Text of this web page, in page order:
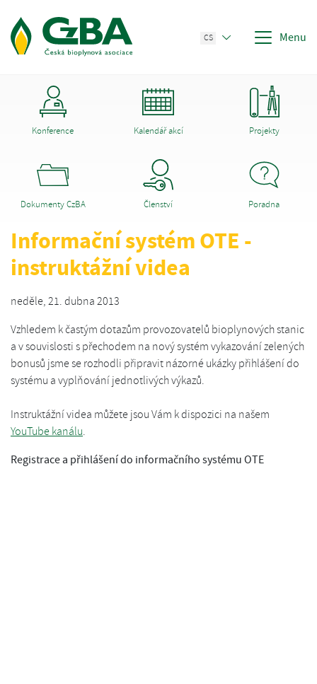
CS Menu
Konference Kalendář akcí Projekty
Dokumenty CzBA Členství Poradna
Informační systém OTE -
instruktážní videa
neděle, 21. dubna 2013
Vzhledem k častým dotazům provozovatelů bioplynových stanic
a v souvislosti s přechodem na nový systém vykazování zelených
bonusů jsme se rozhodli připravit názorné ukázky přihlášení do
systému a vyplňování jednotlivých výkazů.
Instruktážní videa můžete jsou Vám k dispozici na našem
YouTube kanálu.
Registrace a přihlášení do informačního systému OTE